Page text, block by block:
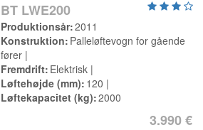
BT LWE200
Produktionsår 2011
Konstruktion Palleløftevogn for gående
fører
Fremdrift Elektrisk
Løftehøjde (mm) 120
Løftekapacitet (kg) 2000
3.990 €